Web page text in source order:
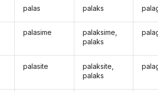
palas
palasime
palasite
palaks
palaksime,
palaks
palaksite,
palaks